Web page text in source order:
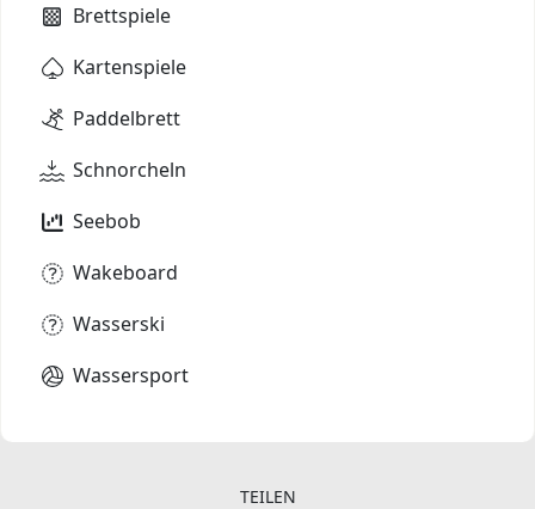
Brettspiele
Kartenspiele
Paddelbrett
Schnorcheln
Seebob
Wakeboard
Wasserski
Wassersport
TEILEN